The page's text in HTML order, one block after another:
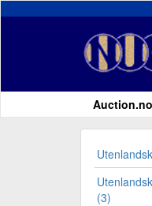
Auction.no
(3)